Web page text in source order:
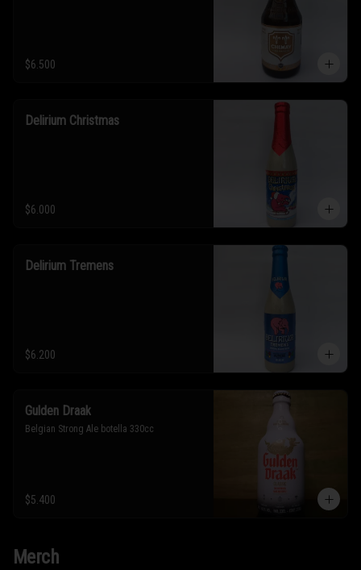
$6.500
Delirium Christmas
$6.000
Delirium Tremens
$6.200
Gulden Draak
Belgian Strong Ale botella 330cc
$5.400
Merch